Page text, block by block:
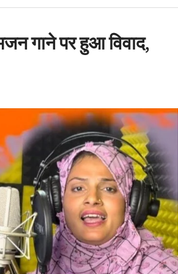
गाने पर हुआ विवाद,